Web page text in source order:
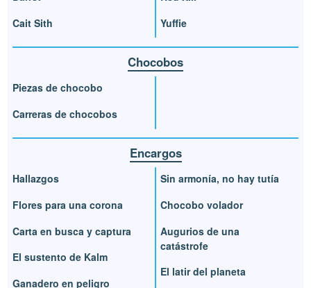
Cait Sith
Yuffie
Chocobos
Piezas de chocobo
Carreras de chocobos
Encargos
Hallazgos
Flores para una corona
Carta en busca y captura
El sustento de Kalm
Ganadero en peligro
Sin armonía, no hay tutía
Chocobo volador
Augurios de una
catástrofe
El latir del planeta